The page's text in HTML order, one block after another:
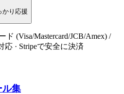
かり応援
ド (Visa/Mastercard/JCB/Amex) /
応 · Stripeで安全に決済
ル集